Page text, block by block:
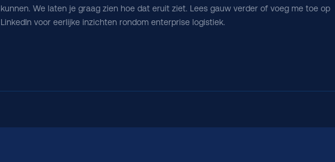
kunnen. We laten je graag zien hoe dat eruit ziet. Lees gauw verder of voeg me toe op
LinkedIn voor eerlijke inzichten rondom enterprise logistiek.